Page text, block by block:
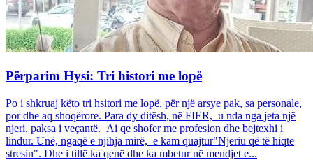
Përparim Hysi: Tri histori me lopë
Po i shkruaj këto tri hsitori me lopë, për një arsye pak, sa personale,
por dhe aq shoqërore. Para dy ditësh, në FIER, u nda nga jeta një
njeri, paksa i veçantë. Ai qe shofer me profesion dhe bejtexhi i
lindur. Unë, ngaqë e njihja mirë, e kam quajtur"Njeriu që të hiqte
stresin". Dhe i tillë ka qenë dhe ka mbetur në mendjet e...